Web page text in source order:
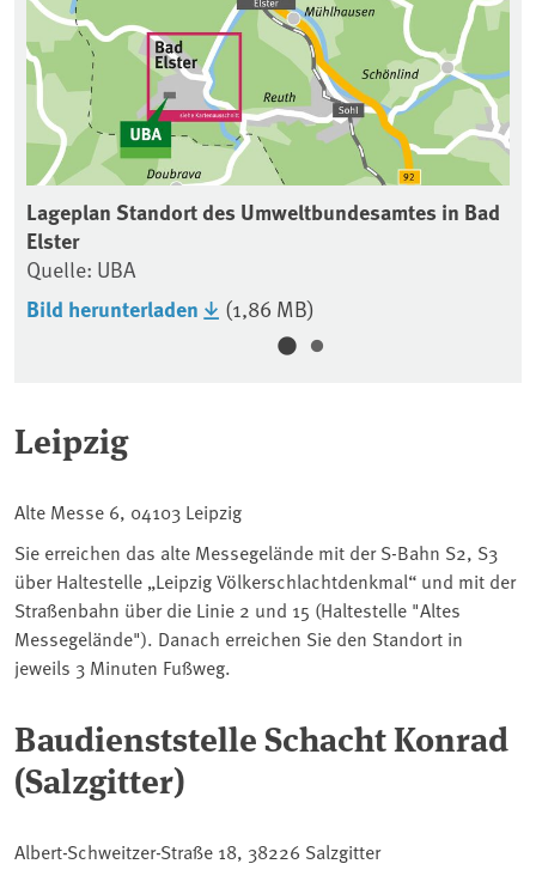
Lageplan Standort des Umweltbundesamtes in Bad
Elster
Quelle: UBA
Bild herunterladen (1,86 MB)
Leipzig
Alte Messe 6, 04103 Leipzig
Sie erreichen das alte Messegelände mit der S-Bahn S2, S3
über Haltestelle „Leipzig Völkerschlachtdenkmal“ und mit der
Straßenbahn über die Linie 2 und 15 (Haltestelle "Altes
Messegelände"). Danach erreichen Sie den Standort in
jeweils 3 Minuten Fußweg.
Baudienststelle Schacht Konrad
(Salzgitter)
Albert-Schweitzer-Straße 18, 38226 Salzgitter